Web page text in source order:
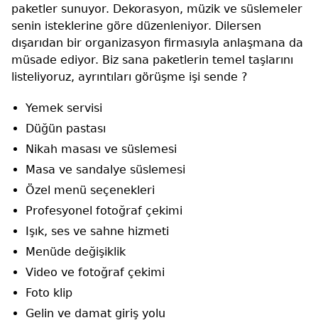
paketler sunuyor. Dekorasyon, müzik ve süslemeler
senin isteklerine göre düzenleniyor. Dilersen
dışarıdan bir organizasyon firmasıyla anlaşmana da
müsade ediyor. Biz sana paketlerin temel taşlarını
listeliyoruz, ayrıntıları görüşme işi sende ?
Yemek servisi
Düğün pastası
Nikah masası ve süslemesi
Masa ve sandalye süslemesi
Özel menü seçenekleri
Profesyonel fotoğraf çekimi
Işık, ses ve sahne hizmeti
Menüde değişiklik
Video ve fotoğraf çekimi
Foto klip
Gelin ve damat giriş yolu